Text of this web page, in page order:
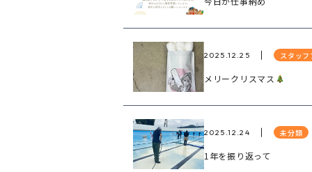
2025.12.25 スタッフ
メリークリスマス
2025.12.24 未分類
1年を振り返って